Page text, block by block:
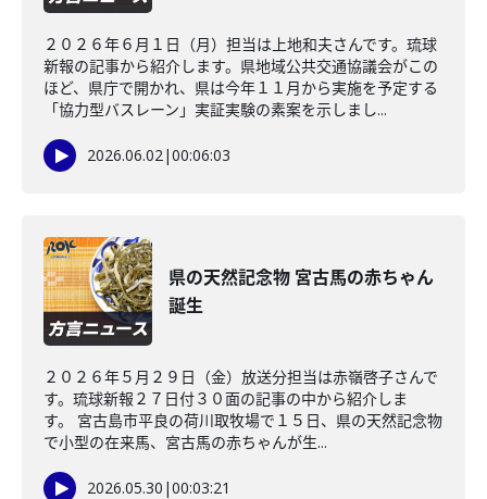
２０２６年６月１日（月）担当は上地和夫さんです。琉球
新報の記事から紹介します。県地域公共交通協議会がこの
ほど、県庁で開かれ、県は今年１１月から実施を予定する
「協力型バスレーン」実証実験の素案を示しまし...
2026.06.02|00:06:03
県の天然記念物 宮古馬の赤ちゃん
誕生
２０２６年５月２９日（金）放送分担当は赤嶺啓子さんで
す。琉球新報２７日付３０面の記事の中から紹介しま
す。 宮古島市平良の荷川取牧場で１５日、県の天然記念物
で小型の在来馬、宮古馬の赤ちゃんが生...
2026.05.30 |00:03:21